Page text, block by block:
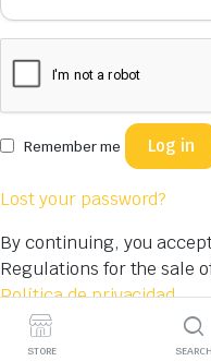
STORE SEARCH
Remember me Log in
Lost your password?
By continuing, you
Regulations for the sale
Política de privacidad
You dont have an account